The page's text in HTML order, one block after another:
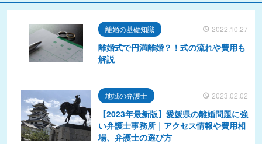
離婚の基礎知識 2022.10.27
離婚式で円満離婚？！式の流れや費用も
解説
地域の弁護士 2023.02.02
【2023年最新版】愛媛県の離婚問題に強
い弁護士事務所｜アクセス情報や費用相
場、弁護士の選び方